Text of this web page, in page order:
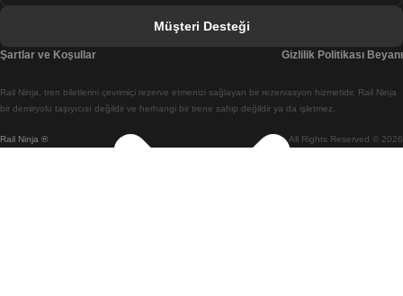
Budapeşte Viyana Treni
Busan Cheonan(Asan) Treni
Rail Ninja ® All Rights Reserved © 2026
Rail Ninja, tren biletlerini çevrimiçi rezerve etmenizi sağlayan bir rezervasyon hizmetidir. Rail Ninja
bir demiryolu taşıyıcısı değildir ve herhangi bir trene sahip değildir ya da işletmez.
Müşteri Desteği
Şartlar ve Koşullar Gizlilik Politikası Beyanı